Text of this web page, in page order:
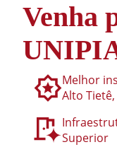
Venha
Melhor
Alto
Superior